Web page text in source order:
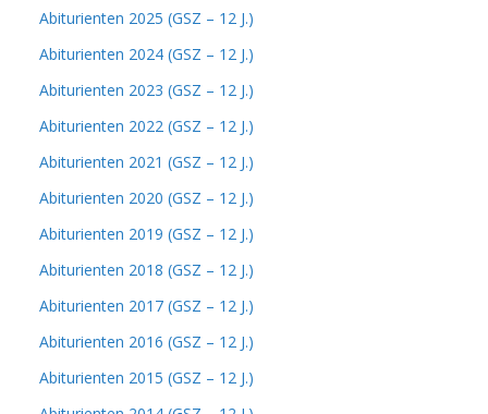
Abiturienten 2025 (GSZ – 12 J.)
Abiturienten 2024 (GSZ – 12 J.)
Abiturienten 2023 (GSZ – 12 J.)
Abiturienten 2022 (GSZ – 12 J.)
Abiturienten 2021 (GSZ – 12 J.)
Abiturienten 2020 (GSZ – 12 J.)
Abiturienten 2019 (GSZ – 12 J.)
Abiturienten 2018 (GSZ – 12 J.)
Abiturienten 2017 (GSZ – 12 J.)
Abiturienten 2016 (GSZ – 12 J.)
Abiturienten 2015 (GSZ – 12 J.)